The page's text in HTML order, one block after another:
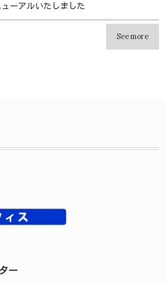
ーアルいたしました
See more
ー